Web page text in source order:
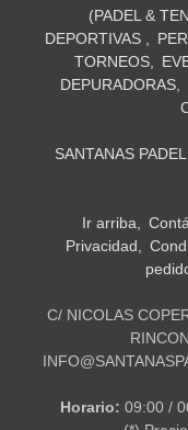
(PADEL &
DEPORTIVAS
TORNEOS
DEPURADORAS
SANTANAS
Ir arriba
Privacidad
C/ NICOLAS
Horario: 09:00 /